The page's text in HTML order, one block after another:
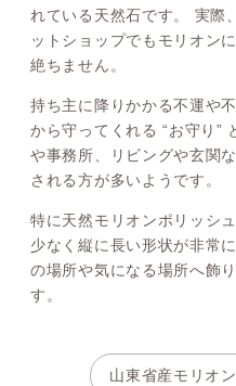
れている天然石です。 実際
ットショップでもモリオン
絶ちません。
持ち主に降りかかる不運や
から守ってくれる “お守り”
や事務所、リビングや玄関
される方が多いようです。
特に天然モリオンポリッシ
少なく縦に長い形状が非常
の場所や気になる場所へ飾
す。
山東省産モリオ